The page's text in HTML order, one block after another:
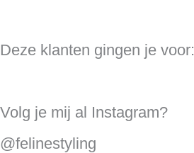
Deze klanten gingen je voor:
Volg je mij al Instagram?
@felinestyling